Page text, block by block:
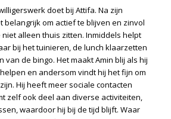
doet bij Attifa. Na zijn
belangrijk om actief te blijven en zinvol
niet alleen thuis zitten. Inmiddels helpt
bij het tuinieren, de lunch klaarzetten
van de bingo. Het maakt Amin blij als hij
en andersom vindt hij het fijn om
Hij heeft meer sociale contacten
zelf ook deel aan diverse activiteiten,
waardoor hij bij de tijd blijft. Waar